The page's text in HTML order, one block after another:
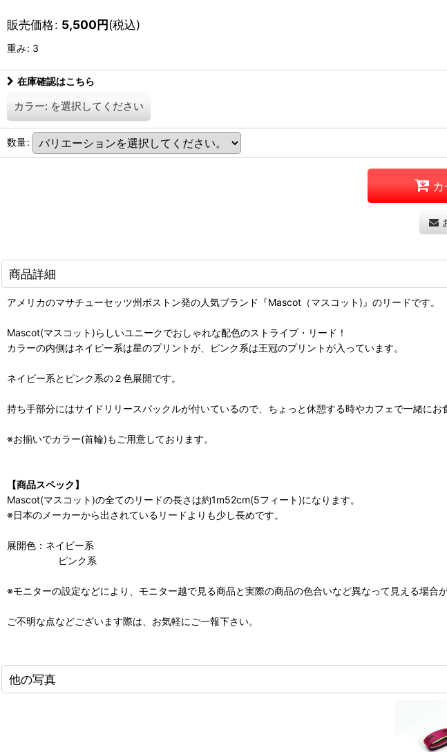
販売価格: 5,500円(税込)
重み: 3
在庫確認はこちら
カラー: を選択してください
数量:
カ
商品詳細
アメリカのマサチューセッツ州ボストン発の人気ブランド『Mascot（マスコット)』のリードです。
Mascot(マスコット)らしいユニークでおしゃれな配色のストライプ・リード！
カラーの内側はネイビー系は星のプリントが、ピンク系は王冠のプリントが入っています。
ネイビー系とピンク系の２色展開です。
持ち手部分にはサイドリリースバックルが付いているので、ちょっと休憩する時やカフェで一緒にお
※お揃いでカラー(首輪)もご用意しております。
【商品スペック】
Mascot(マスコット)の全てのリードの長さは約1m52cm(5フィート)になります。
※日本のメーカーから出されているリードよりも少し長めです。
展開色：ネイビー系
ピンク系
※モニターの設定などにより、モニター越で見る商品と実際の商品の色合いなど異なって見える場合
ご不明な点などございます際は、お気軽にご一報下さい。
他の写真